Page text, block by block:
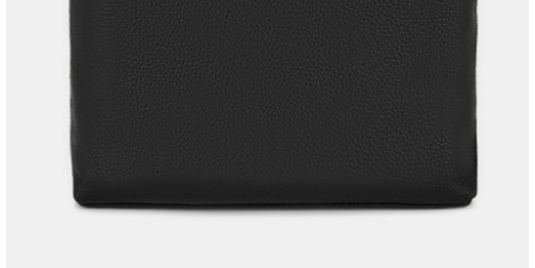
Изменить город